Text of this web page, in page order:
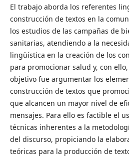
El trabajo aborda los referentes
construcción de textos en la
los estudios de las campañas de
sanitarias, atendiendo a la
lingüística en la creación de los
para promocionar salud y, con
objetivo fue argumentar los
construcción de textos que
que alcancen un mayor nivel de
mensajes. Para ello es factible el
técnicas inherentes a la
del discurso, propiciando la
teóricas para la producción de